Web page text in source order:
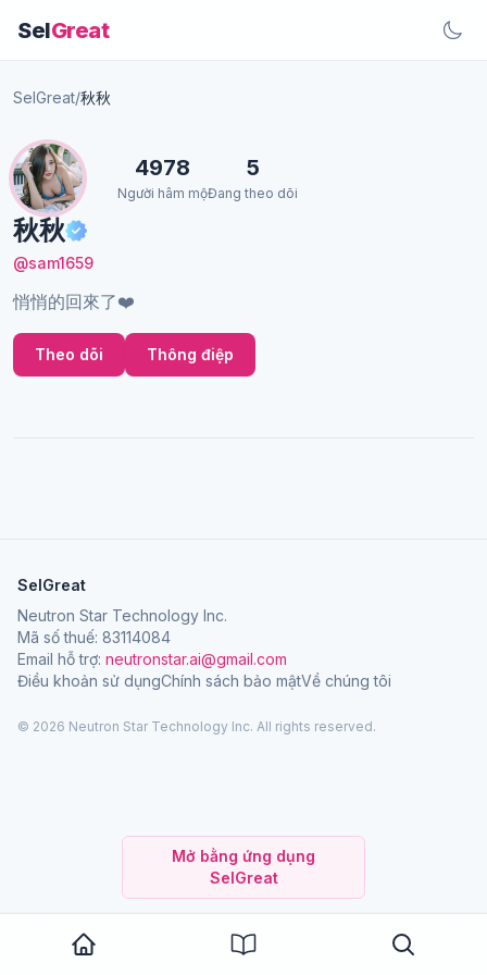
SelGreat
Mở bằng ứng dụng
SelGreat
SelGreat/秋秋
秋秋
@sam1659
悄悄的回來了❤️
4978
Người hâm mộ
5
Đang theo dõi
Theo dõi Thông điệp
SelGreat
Neutron Star Technology Inc.
Mã số thuế: 83114084
Email hỗ trợ: neutronstar.ai@gmail.com
Điều khoản sử dụngChính sách bảo mậtVề chúng tôi
© 2026 Neutron Star Technology Inc. All rights reserved.